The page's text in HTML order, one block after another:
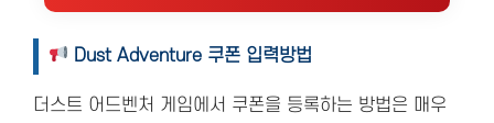
Dust Adventure 쿠폰 입력방법
더스트 어드벤처 게임에서 쿠폰을 등록하는 방법은 매우